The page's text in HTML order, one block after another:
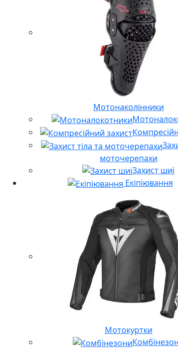
Мотонаколінники
моточерепахи
Захист шиї
Екіпіювання
Мотокуртки